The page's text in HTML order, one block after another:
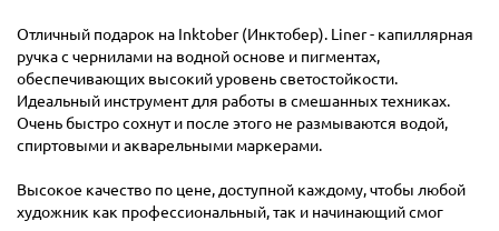
Отличный подарок на Inktober (Инктобер). Liner - капиллярная
ручка с чернилами на водной основе и пигментах,
обеспечивающих высокий уровень светостойкости.
Идеальный инструмент для работы в смешанных техниках.
Очень быстро сохнут и после этого не размываются водой,
спиртовыми и акварельными маркерами.
Высокое качество по цене, доступной каждому, чтобы любой
художник как профессиональный, так и начинающий смог